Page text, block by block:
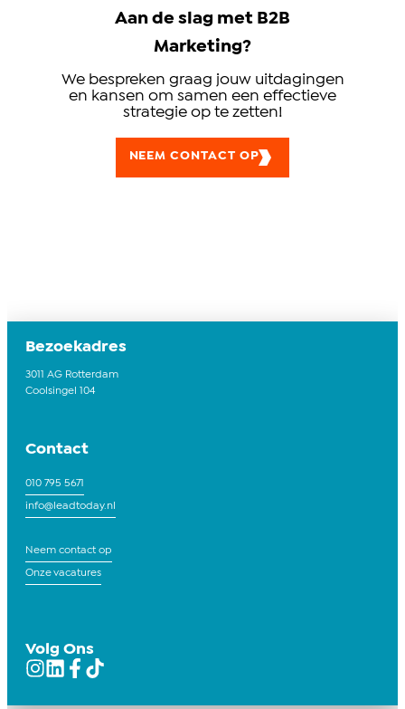
Aan de slag met B2B
Marketing?
We bespreken graag jouw uitdagingen
en kansen om samen een effectieve
strategie op te zetten!
NEEM CONTACT OP
Bezoekadres
3011 AG Rotterdam
Coolsingel 104
Contact
010 795 5671
info@leadtoday.nl
Volg Ons
Neem contact op
Onze vacatures